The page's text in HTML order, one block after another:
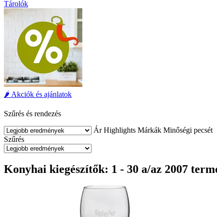
Tárolók
🌶️ Akciók és ajánlatok
Szűrés és rendezés
Ár Highlights Márkák Minőségi pecsét
Szűrés
Konyhai kiegészítők: 1 - 30 a/az 2007